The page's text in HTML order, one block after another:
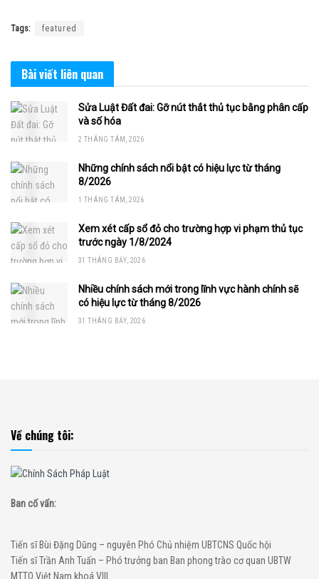
Tags: featured
Bài viết liên quan
Sửa Luật Đất đai: Gỡ nút thắt thủ tục bằng phân cấp
và số hóa
2 THÁNG TÁM, 2026
Những chính sách nổi bật có hiệu lực từ tháng
8/2026
1 THÁNG TÁM, 2026
Xem xét cấp sổ đỏ cho trường hợp vi phạm thủ tục
trước ngày 1/8/2024
31 THÁNG BẢY, 2026
Nhiều chính sách mới trong lĩnh vực hành chính sẽ
có hiệu lực từ tháng 8/2026
31 THÁNG BẢY, 2026
Về chúng tôi:
Ban cố vấn:
Tiến sĩ Bùi Đặng Dũng – nguyên Phó Chủ nhiệm UBTCNS Quốc hội
Tiến sĩ Trần Anh Tuấn – Phó trưởng ban Ban phong trào cơ quan UBTW
MTTQ Việt Nam khoá VIII